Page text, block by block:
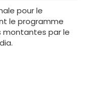
pour le
le programme
montantes par le